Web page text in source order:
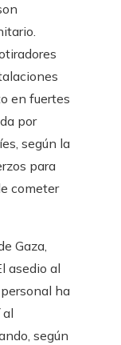
en fuertes
por
según la
para
cometer
Gaza,
asedio al
ha
según